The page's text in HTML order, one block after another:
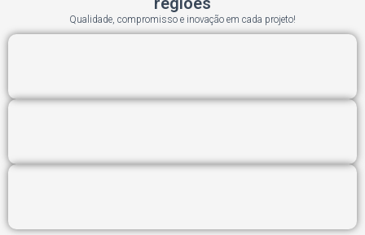
Qualidade, compromisso e inovação em cada projeto!